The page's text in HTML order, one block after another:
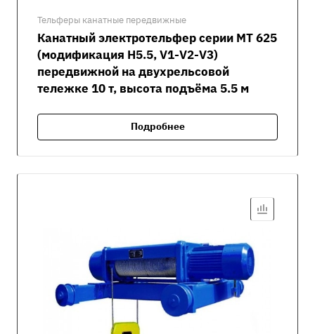
Тельферы канатные передвижные
Канатный электротельфер серии MT 625
(модификация H5.5, V1-V2-V3)
передвижной на двухрельсовой
тележке 10 т, высота подъёма 5.5 м
Подробнее